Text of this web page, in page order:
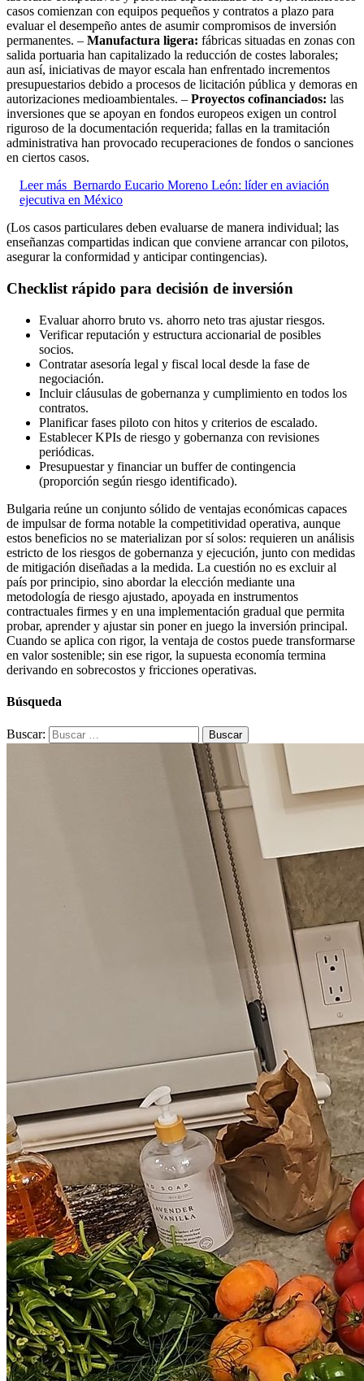
casos comienzan con equipos pequeños y contratos a plazo para
evaluar el desempeño antes de asumir compromisos de inversión
permanentes. – Manufactura ligera: fábricas situadas en zonas con
salida portuaria han capitalizado la reducción de costes laborales;
aun así, iniciativas de mayor escala han enfrentado incrementos
presupuestarios debido a procesos de licitación pública y demoras en
autorizaciones medioambientales. – Proyectos cofinanciados: las
inversiones que se apoyan en fondos europeos exigen un control
riguroso de la documentación requerida; fallas en la tramitación
administrativa han provocado recuperaciones de fondos o sanciones
en ciertos casos.
Leer más Bernardo Eucario Moreno León: líder en aviación
ejecutiva en México
(Los casos particulares deben evaluarse de manera individual; las
enseñanzas compartidas indican que conviene arrancar con pilotos,
asegurar la conformidad y anticipar contingencias).
Checklist rápido para decisión de inversión
Evaluar ahorro bruto vs. ahorro neto tras ajustar riesgos.
Verificar reputación y estructura accionarial de posibles
socios.
Contratar asesoría legal y fiscal local desde la fase de
negociación.
Incluir cláusulas de gobernanza y cumplimiento en todos los
contratos.
Planificar fases piloto con hitos y criterios de escalado.
Establecer KPIs de riesgo y gobernanza con revisiones
periódicas.
Presupuestar y financiar un buffer de contingencia
(proporción según riesgo identificado).
Bulgaria reúne un conjunto sólido de ventajas económicas capaces
de impulsar de forma notable la competitividad operativa, aunque
estos beneficios no se materializan por sí solos: requieren un análisis
estricto de los riesgos de gobernanza y ejecución, junto con medidas
de mitigación diseñadas a la medida. La cuestión no es excluir al
país por principio, sino abordar la elección mediante una
metodología de riesgo ajustado, apoyada en instrumentos
contractuales firmes y en una implementación gradual que permita
probar, aprender y ajustar sin poner en juego la inversión principal.
Cuando se aplica con rigor, la ventaja de costos puede transformarse
en valor sostenible; sin ese rigor, la supuesta economía termina
derivando en sobrecostos y fricciones operativas.
Búsqueda
Buscar: